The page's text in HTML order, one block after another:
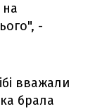
-
вважали
брала